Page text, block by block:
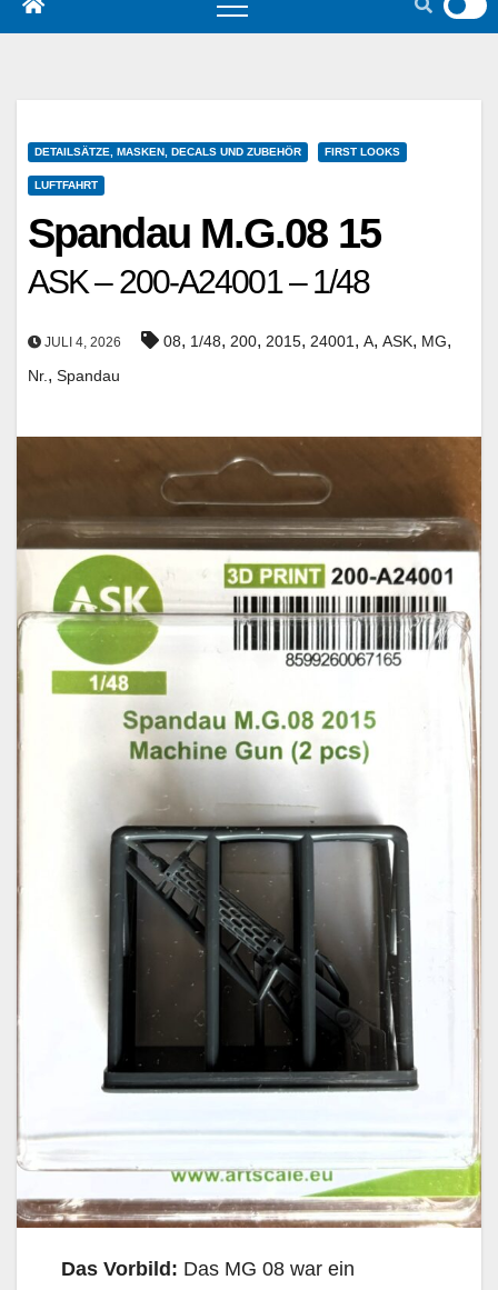
DETAILSÄTZE, MASKEN, DECALS UND ZUBEHÖR FIRST LOOKS
LUFTFAHRT
Spandau M.G.08 15
ASK – 200-A24001 – 1/48
JULI 4, 2026 08, 1/48, 200, 2015, 24001 , A, ASK, MG,
Nr. , Spandau
Das Vorbild: Das MG 08 war ein